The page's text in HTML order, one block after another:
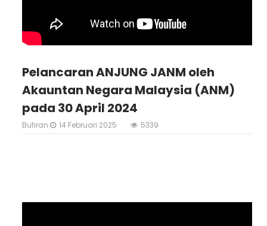
Pelancaran ANJUNG JANM oleh
Akauntan Negara Malaysia (ANM)
pada 30 April 2024
Butiran 14 Februari 2025 5339